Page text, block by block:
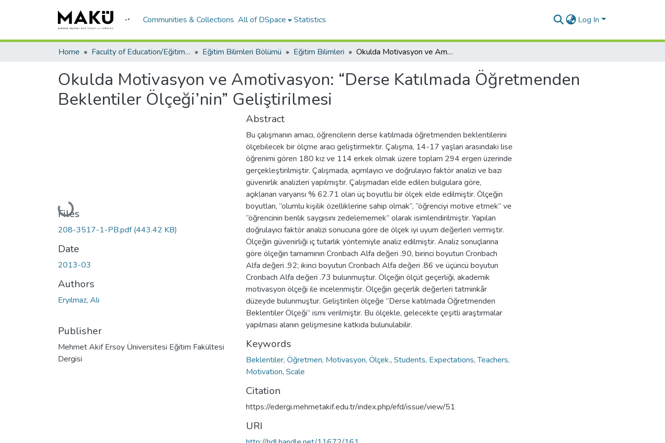
Communities & Collections All of DSpace Statistics Log In
Home Faculty of Education/Eğitim Fakültesi Eğitim Bilimleri Bölümü Eğitim Bilimleri Okulda Motivasyon ve Amotivasyon: “Derse Katılmada Öğretmenden Beklentiler Ölçeği’nin” Geliştirilmesi
Okulda Motivasyon ve Amotivasyon: “Derse Katılmada Öğretmenden
Beklentiler Ölçeği’nin” Geliştirilmesi
Loading...
Files
208-3517-1-PB.pdf(443.42 KB)
Date
2013-03
Authors
Eryılmaz, Ali
Publisher
Mehmet Akif Ersoy Üniversitesi Eğitim Fakültesi
Dergisi
Abstract
Bu çalışmanın amacı, öğrencilerin derse katılmada öğretmenden beklentilerini
ölçebilecek bir ölçme aracı geliştirmektir. Çalışma, 14-17 yaşları arasındaki lise
öğrenimi gören 180 kız ve 114 erkek olmak üzere toplam 294 ergen üzerinde
gerçekleştirilmiştir. Çalışmada, açımlayıcı ve doğrulayıcı faktör analizi ve bazı
güvenirlik analizleri yapılmıştır. Çalışmadan elde edilen bulgulara göre,
açıklanan varyansı % 62.71 olan üç boyutlu bir ölçek elde edilmiştir. Ölçeğin
boyutları, “olumlu kişilik özelliklerine sahip olmak”, “öğrenciyi motive etmek” ve
“öğrencinin benlik saygısını zedelememek” olarak isimlendirilmiştir. Yapılan
doğrulayıcı faktör analizi sonucuna göre de ölçek iyi uyum değerleri vermiştir.
Ölçeğin güvenirliği iç tutarlık yöntemiyle analiz edilmiştir. Analiz sonuçlarına
göre ölçeğin tamamının Cronbach Alfa değeri .90, birinci boyutun Cronbach
Alfa değeri .92; ikinci boyutun Cronbach Alfa değeri .86 ve üçüncü boyutun
Cronbach Alfa değeri .73 bulunmuştur. Ölçeğin ölçüt geçerliği, akademik
motivasyon ölçeği ile incelenmiştir. Ölçeğin geçerlik değerleri tatminkâr
düzeyde bulunmuştur. Geliştirilen ölçeğe “Derse katılmada Öğretmenden
Beklentiler Ölçeği” ismi verilmiştir. Bu ölçekle, gelecekte çeşitli araştırmalar
yapılması alanın gelişmesine katkıda bulunulabilir.
Keywords
Beklentiler, Öğretmen, Motivasyon, Ölçek., Students, Expectations, Teachers,
Motivation, Scale
Citation
https://edergi.mehmetakif.edu.tr/index.php/efd/issue/view/51
URI